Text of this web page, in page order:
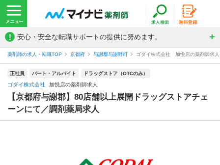
! 安心・安全な転職サポートの提供に努めます。
薬剤師の求人・転職TOP 京都府 与謝郡与謝野町 ゴダイ株式会社 加悦店の薬剤師求人
正社員 パート・アルバイト ドラッグストア（OTCのみ）
ゴダイ株式会社 加悦店の薬剤師求人
【京都府与謝郡】80店舗以上展開ドラッグストアチェ
ーンにて／調剤薬局求人